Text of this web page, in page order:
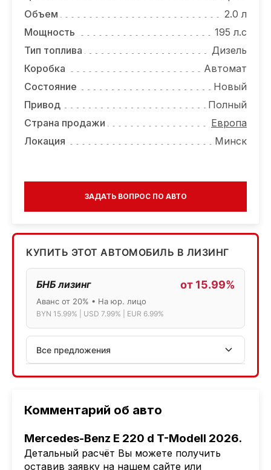
КОНТАКТЫ
Комментарий об авто
Mercedes-Benz E 220 d T-Modell 2026.
Детальный расчёт Вы можете получить
оставив заявку на нашем сайте или
Объем
2.0 л
Мощность
195 л.с
Тип топлива
Дизель
Коробка
Автомат
Состояние
Новый
Привод
Полный
Страна продажи
Европа
Локация
Минск
ЗАДАТЬ ВОПРОС ПО АВТО
КУПИТЬ ЭТОТ АВТОМОБИЛЬ В ЛИЗИНГ
БНБ лизинг от 15.99%
Аванс от 20% • На юр. лицо
BYN 15.99% | USD 7.99% | EUR 6.99%
Все предложения
АСБ лизинг
Лизинг: BYN 17% | USD 7.99% | EUR 6.99%
Также доступен кредит "Проще простого" 18.9%